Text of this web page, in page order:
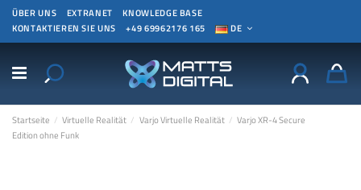
ÜBER UNS EXTRANET
KNOWLEDGE BASE
KONTAKTIEREN SIE UNS
+49 69962176 165 DE
Startseite Virtuelle Realität Varjo Virtuelle Realität
Varjo XR-4 Secure
Edition ohne Funk